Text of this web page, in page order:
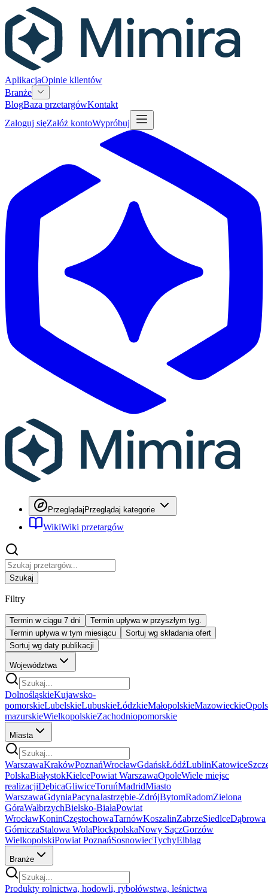
AplikacjaOpinie klientów
Branże
BlogBaza przetargówKontakt
Zaloguj sięZałóż kontoWypróbuj
PrzeglądajPrzeglądaj kategorie
WikiWiki przetargów
Szukaj
Filtry
Termin w ciągu 7 dni
Termin upływa w przyszłym tyg.
Termin upływa w tym miesiącu
Sortuj wg składania ofert
Sortuj wg daty publikacji
Województwa
DolnośląskieKujawsko-
pomorskieLubelskieLubuskieŁódzkieMałopolskieMazowieckie
mazurskieWielkopolskieZachodniopomorskie
Miasta
WarszawaKrakówPoznańWrocławGdańskŁódźLublinKatowice
PolskaBiałystokKielcePowiat WarszawaOpoleWiele miejsc
realizacjiDębicaGliwiceToruńMadridMiasto
WarszawaGdyniaPacynaJastrzębie-ZdrójBytomRadomZielona
GóraWałbrzychBielsko-BiałaPowiat
WrocławKoninCzęstochowaTarnówKoszalinZabrzeSiedlceDąbrowa
GórniczaStalowa WolaPłockpolskaNowy SączGorzów
WielkopolskiPowiat PoznańSosnowiecTychyElbląg
Branże
Produkty rolnictwa, hodowli, rybołówstwa, leśnictwa